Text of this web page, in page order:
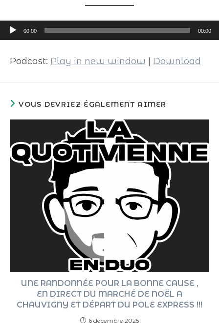
Lecteur
audio
00:00 00:00
Podcast: Play in new window Download
VOUS DEVRIEZ ÉGALEMENT AIMER
UNE RANDONNÉE POUR LA BONNE CAUSE ,
EN DIRECT DU MARCHÉ DE NOËL A
CHAUVIGNY ET DÉPART DU POLE EXPRESS !!!
6 décembre 2025